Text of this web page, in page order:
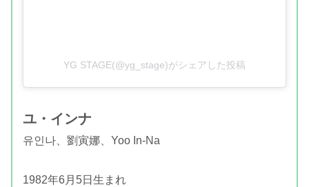
YG STAGE(@yg_stage)がシェアした投稿
ユ・インナ
유인나、劉寅娜、Yoo In-Na
1982年6月5日生まれ